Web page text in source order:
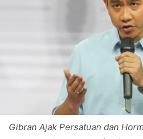
Gibran Ajak Persatuan dan